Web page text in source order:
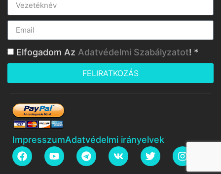
Elfogadom Az Adatvédelmi Szabályzatot! *
FELIRATKOZÁS
ImpresszumAdatvédelmi irányelvek